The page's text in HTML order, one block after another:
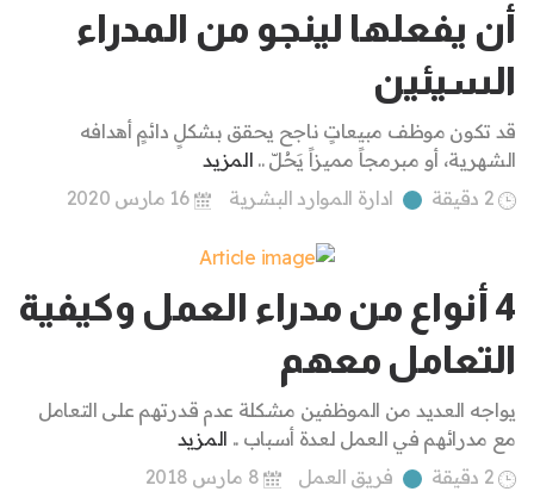
أن يفعلها لينجو من المدراء
السيئين
قد تكون موظف مبيعاتٍ ناجح يحقق بشكلٍ دائمٍ أهدافه
الشهرية، أو مبرمجاً مميزاً يَحُلّ .. المزيد
2 دقيقة
ادارة الموارد البشرية 16 مارس 2020
4 أنواع من مدراء العمل وكيفية
التعامل معهم
يواجه العديد من الموظفين مشكلة عدم قدرتهم على التعامل
مع مدرائهم في العمل لعدة أسباب .. المزيد
2 دقيقة
فريق العمل